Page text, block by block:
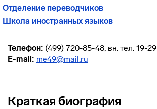
Отделение переводчиков
Школа иностранных языков
Телефон: (499) 720-85-48, вн. тел. 19-29
E-mail: me49@mail.ru
Краткая биография